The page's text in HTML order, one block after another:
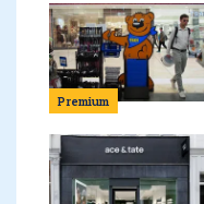
Premium